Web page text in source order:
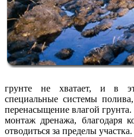
грунте не хватает, и в
специальные системы
перенасыщение влагой
монтаж дренажа, благодаря
отводиться за пределы участка.